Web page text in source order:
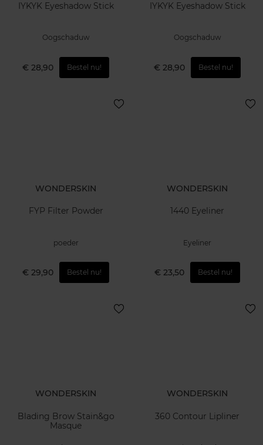
IYKYK Eyeshadow Stick
Oogschaduw
€ 28,90 Bestel nu!
IYKYK Eyeshadow Stick
Oogschaduw
€ 28,90 Bestel nu!
WONDERSKIN
FYP Filter Powder
poeder
€ 29,90 Bestel nu!
WONDERSKIN
1440 Eyeliner
Eyeliner
€ 23,50 Bestel nu!
WONDERSKIN
Blading Brow Stain&go
Masque
WONDERSKIN
360 Contour Lipliner